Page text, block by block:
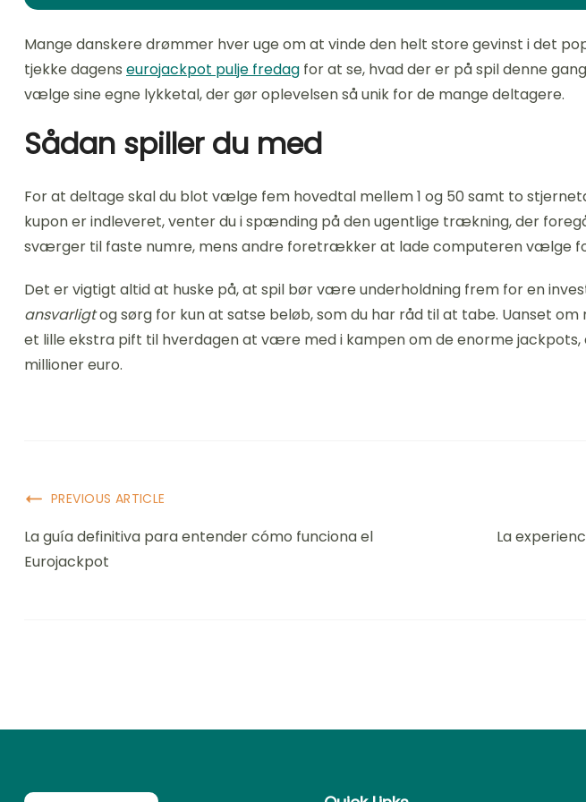
Mange danskere drømmer hver uge om at vinde den helt store gevinst i det
tjekke dagens eurojackpot pulje fredag for at se, hvad der er på spil denne
vælge sine egne lykketal, der gør oplevelsen så unik for de mange deltagere.
Sådan spiller du med
For at deltage skal du blot vælge fem hovedtal mellem 1 og 50 samt to
kupon er indleveret, venter du i spænding på den ugentlige trækning, der
sværger til faste numre, mens andre foretrækker at lade computeren vælge
Det er vigtigt altid at huske på, at spil bør være underholdning frem for en
ansvarligtog sørg for kun at satse beløb, som du har råd til at tabe. Uanset om
et lille ekstra pift til hverdagen at være med i kampen om de enorme
millioner euro.
Post
Navigation
PREVIOUS ARTICLE
La guía definitiva para entender cómo funciona el
Eurojackpot
La